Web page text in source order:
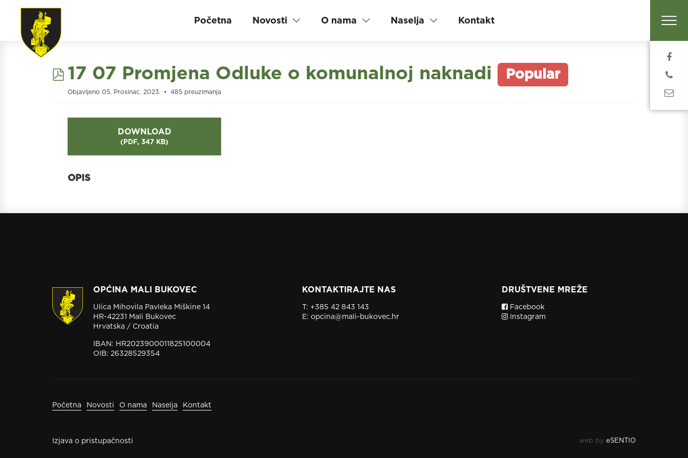
Početna Novosti O nama Naselja Kontakt
pdf
17 07 Promjena Odluke o komunalnoj naknadi Popular
Objavljeno 05. Prosinac. 2023. 485 preuzimanja
DOWNLOAD
( PDF, 347 KB)
OPĆINA MALI BUKOVEC
Ulica Mihovila Pavleka Miškine 14
HR-42231 Mali Bukovec
Hrvatska / Croatia
IBAN: HR2023900011825100004
OIB: 26328529354
KONTAKTIRAJTE NAS
T: +385 42 843 143
E: opcina@mali-bukovec.hr
DRUŠTVENE MREŽE
Facebook
Instagram
Početna Novosti O nama Naselja Kontakt
Izjava o pristupačnosti web by eSENTIO